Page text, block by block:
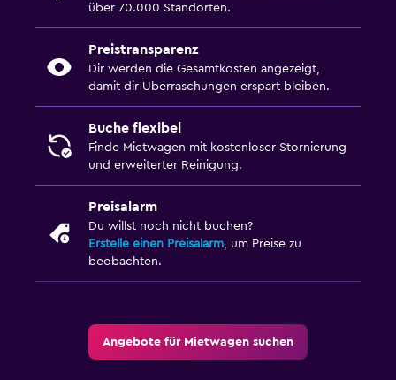
über 70.000 Standorten.
Preistransparenz
Dir werden die Gesamtkosten angezeigt,
damit dir Überraschungen erspart bleiben.
Buche flexibel
Finde Mietwagen mit kostenloser Stornierung
und erweiterter Reinigung.
Preisalarm
Du willst noch nicht buchen?
Erstelle einen Preisalarm, um Preise zu
beobachten.
Angebote für Mietwagen suchen